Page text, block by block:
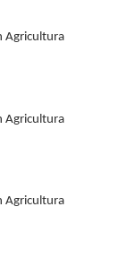
Agricultura
Agricultura
Agricultura